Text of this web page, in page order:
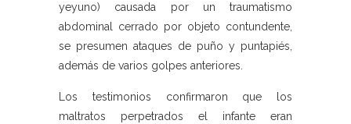
yeyuno) causada por un traumatismo
abdominal cerrado por objeto contundente,
se presumen ataques de puño y puntapiés,
además de varios golpes anteriores.
Los testimonios confirmaron que los
maltratos perpetrados el infante eran